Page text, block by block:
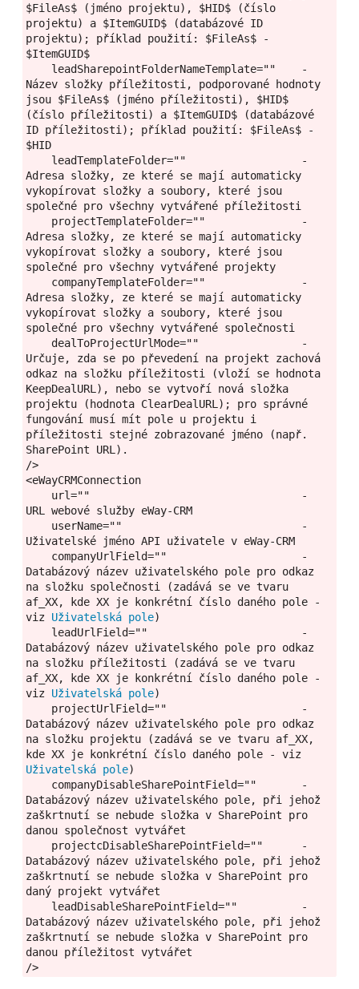
$FileAs$ (jméno projektu), $HID$ (číslo
projektu) a $ItemGUID$ (databázové ID
projektu); příklad použití: $FileAs$ -
$ItemGUID$
Název složky příležitosti, podporované hodnoty
jsou $FileAs$ (jméno příležitosti), $HID$
(číslo příležitosti) a $ItemGUID$ (databázové
ID příležitosti); příklad použití: $FileAs$ -
$HID
Adresa složky, ze které se mají automaticky
vykopírovat složky a soubory, které jsou
společné pro všechny vytvářené příležitosti
Adresa složky, ze které se mají automaticky
vykopírovat složky a soubory, které jsou
společné pro všechny vytvářené projekty
Adresa složky, ze které se mají automaticky
vykopírovat složky a soubory, které jsou
společné pro všechny vytvářené společnosti
Určuje, zda se po převedení na projekt zachová
odkaz na složku příležitosti (vloží se hodnota
KeepDealURL), nebo se vytvoří nová složka
projektu (hodnota ClearDealURL); pro správné
fungování musí mít pole u projektu i
příležitosti stejné zobrazované jméno (např.
SharePoint URL).
/>
<eWayCRMConnection
URL webové služby eWay-CRM
Uživatelské jméno API uživatele v eWay-CRM
Databázový název uživatelského pole pro odkaz
na složku společnosti (zadává se ve tvaru
af_XX, kde XX je konkrétní číslo daného pole -
viz Uživatelská pole)
Databázový název uživatelského pole pro odkaz
na složku příležitosti (zadává se ve tvaru
af_XX, kde XX je konkrétní číslo daného pole -
viz Uživatelská pole)
Databázový název uživatelského pole pro odkaz
na složku projektu (zadává se ve tvaru af_XX,
Uživatelská pole)
Databázový název uživatelského pole, při jehož
zaškrtnutí se nebude složka v SharePoint pro
danou společnost vytvářet
Databázový název uživatelského pole, při jehož
zaškrtnutí se nebude složka v SharePoint pro
daný projekt vytvářet
Databázový název uživatelského pole, při jehož
zaškrtnutí se nebude složka v SharePoint pro
danou příležitost vytvářet
/>